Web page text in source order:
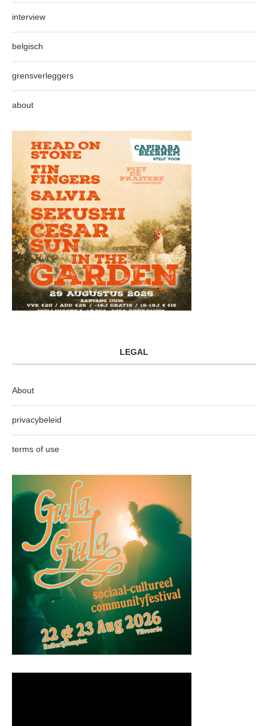
interview
belgisch
grensverleggers
about
LEGAL
About
privacybeleid
terms of use